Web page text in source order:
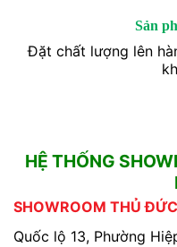
Sản
Đặt chất lượng lên
HỆ THỐNG
SHOWROOM THỦ ĐỨC
Quốc lộ 13, Phường